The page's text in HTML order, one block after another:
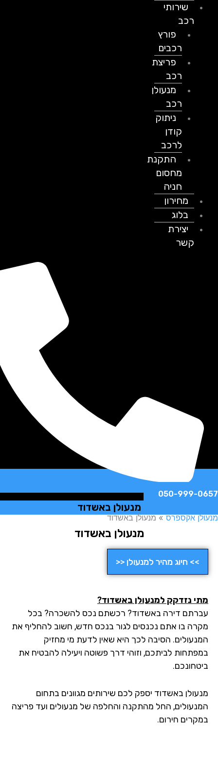
שירותי
פורץ
רכבים
פריצת
מנעולן
ניתוק
לרכב
התקנת
מחסום
חניה
מחירון
בלוג
יצירת
קשר
050-999-
מנעולן באשדוד
אקספרס»מנעולן באשדוד
מנעולן באשדוד
>> חיוג מהיר למנעולן <<
נזדקק למנעולן באשדוד?
דירה באשדוד? רכשתם נכס להשכרה? בכל
בו אתם נכנסים לגור בנכס חדש, חשוב להחליף את
הסיבה לכך היא שאין לדעת מי מחזיק
לביתכם, וזוהי דרך פשוטה ויעילה להבטיח את
באשדוד יספק לכם שירותים מגוונים בתחום
החל מהתקנה והחלפה של מנעולים ועד פריצה
חירום.